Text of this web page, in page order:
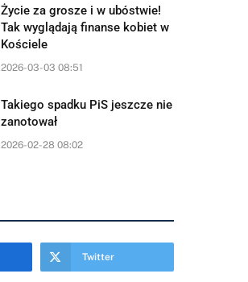
Życie za grosze i w ubóstwie!
Tak wyglądają finanse kobiet w
Kościele
2026-03-03 08:51
Takiego spadku PiS jeszcze nie
zanotował
2026-02-28 08:02
Twitter